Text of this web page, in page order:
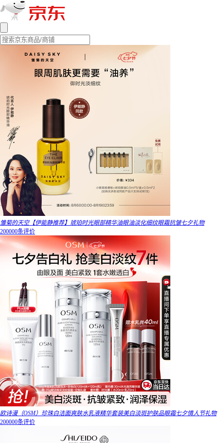
雏菊的天空【伊能静推荐】琥珀时光眼部精华油眼油淡化细纹眼霜抗皱七夕礼物
200000条评价
欧诗漫（OSM）珍珠白洁面爽肤水乳液精华套装美白淡斑护肤品眼霜七夕情人节礼物
200000条评价